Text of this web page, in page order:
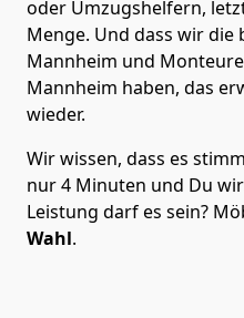
oder Umzugshelfern,
Menge. Und dass wir
Mannheim und
Mannheim haben, das
wieder.
Wir wissen, dass es
nur 4 Minuten und Du
Leistung darf es sein?
Wahl.